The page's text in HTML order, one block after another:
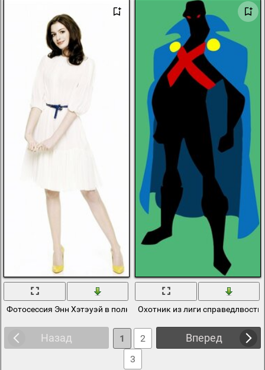
Фотосессия Энн Хэтэуэй в полный ростОхотник из лиги
Назад Вперед
1
2
3